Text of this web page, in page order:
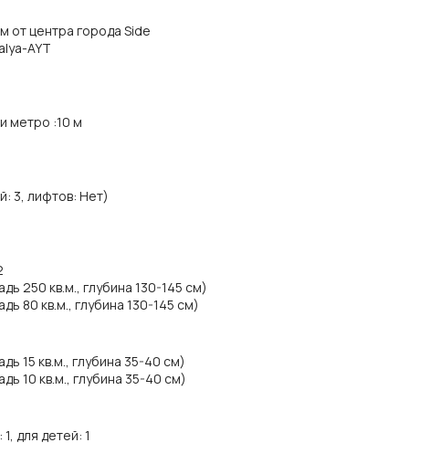
от центра города Side
AYT
метро :10 м
3, лифтов: Нет)
250 кв.м., глубина 130-145 см)
80 кв.м., глубина 130-145 см)
15 кв.м., глубина 35-40 см)
10 кв.м., глубина 35-40 см)
для детей: 1